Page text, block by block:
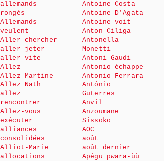
allemands
rongés
Allemands
veulent
Aller chercher
aller jeter
aller vite
Allez
Allez Martine
Allez Nath
allez
rencontrer
Allez-vous
exécuter
alliances
consolidées
Alliot-Marie
allocations
Antoine Costa
Antoine D’Agata
Antoine voit
Anton Ciliga
Antonella
Monetti
Antoni Gaudi
Antonio échappe
Antonio Ferrara
António
Guterres
Anvil
Anzoumane
Sissoko
AOC
août
août dernier
Apégu pwärä-ùù